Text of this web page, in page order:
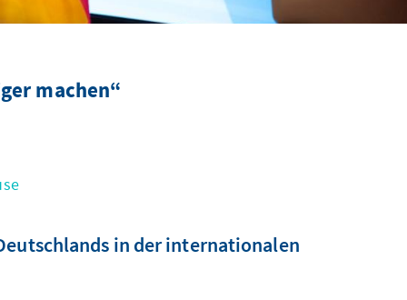
machen“
in der internationalen